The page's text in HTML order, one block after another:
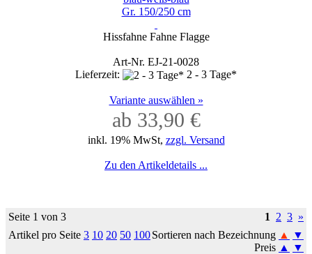
Gr. 150/250 cm
Hissfahne Fahne Flagge
Art-Nr. EJ-21-0028
Lieferzeit:
2 - 3 Tage*
Variante auswählen »
ab 33,90 €
inkl. 19% MwSt, zzgl. Versand
Zu den Artikeldetails ...
Seite 1 von 3 1 2 3 »
Artikel pro Seite 3 10 20 50 100Sortieren nach Bezeichnung ▲
▼
Preis ▲ ▼